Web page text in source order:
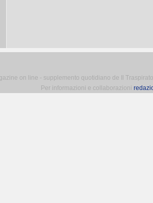
on line - supplemento quotidiano de Il
Per informazioni e collaborazioni